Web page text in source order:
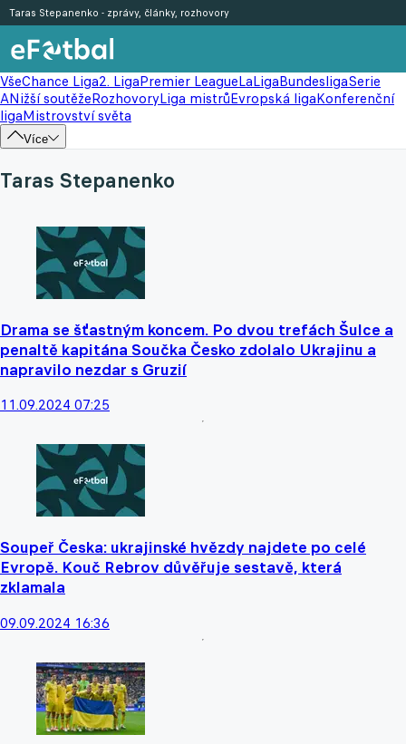
VšeChance Liga2. LigaPremier LeagueLaLigaBundesligaSerie
ANižší soutěžeRozhovoryLiga mistrůEvropská ligaKonferenční
ligaMistrovství světa
Více
Taras Stepanenko - zprávy, články, rozhovory
Taras Stepanenko
Drama se šťastným koncem. Po dvou trefách Šulce a
penaltě kapitána Součka Česko zdolalo Ukrajinu a
napravilo nezdar s Gruzií
11.09.2024 07:25
Soupeř Česka: ukrajinské hvězdy najdete po celé
Evropě. Kouč Rebrov důvěřuje sestavě, která
zklamala
09.09.2024 16:36